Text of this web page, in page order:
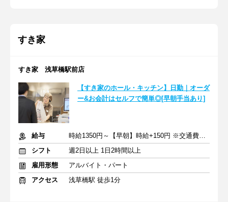
すき家
すき家 浅草橋駅前店
【すき家のホール・キッチン】日勤｜オーダ
ー&お会計はセルフで簡単◎[早朝手当あり]
給与
時給1350円～【早朝】時給+150円 ※交通費支給
シフト
週2日以上 1日2時間以上
雇用形態
アルバイト・パート
アクセス
浅草橋駅 徒歩1分